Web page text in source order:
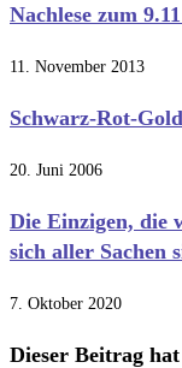
Nachlese zum
11. November 2013
Schwarz-Rot-Gold
20. Juni 2006
Die Einzigen, die
sich aller Sachen
7. Oktober 2020
Dieser Beitrag